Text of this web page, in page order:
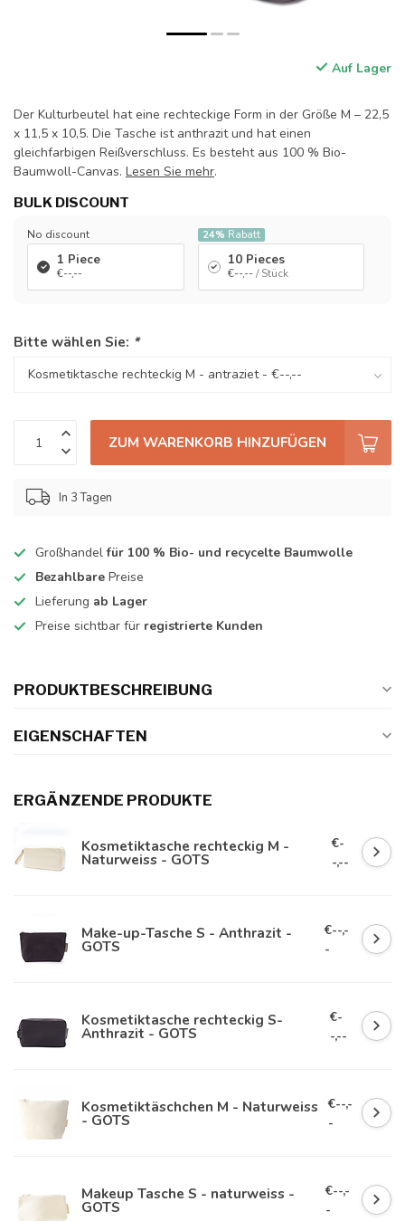
Auf Lager
Der Kulturbeutel hat eine rechteckige Form in der Größe M – 22,5
x 11,5 x 10,5. Die Tasche ist anthrazit und hat einen
gleichfarbigen Reißverschluss. Es besteht aus 100 % Bio-
Baumwoll-Canvas. Lesen Sie mehr.
BULK DISCOUNT
No discount
1 Piece
€--,--
24% Rabatt
10 Pieces
€--,-- / Stück
Bitte wählen Sie: *
ZUM WARENKORB HINZUFÜGEN
In 3 Tagen
Großhandelfür 100 % Bio- und recycelte Baumwolle
Bezahlbare Preise
Lieferung ab Lager
Preise sichtbar für registrierte Kunden
PRODUKTBESCHREIBUNG
EIGENSCHAFTEN
ERGÄNZENDE PRODUKTE
Kosmetiktasche rechteckig M -
Naturweiss - GOTS
€-
-,--
Make-up-Tasche S - Anthrazit -
GOTS
€--,-
-
Kosmetiktasche rechteckig S-
Anthrazit - GOTS
€-
-,--
Kosmetiktäschchen M - Naturweiss
- GOTS
€--,-
-
Makeup Tasche S - naturweiss -
GOTS
€--,-
-